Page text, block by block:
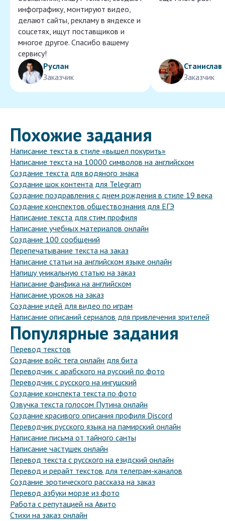
инфографику, монтируют видео,
делают сайты, рекламу в яндексе и
соцсетях, ищут поставщиков и
многое другое. Спасибо вашему
сервису!
Руслан
Заказчик
Станислав
Заказчик
Похожие задания
Написание текста в стиле «вышел покурить»
Написание текста на 10000 символов на английском
Создание текста для водяного знака
Создание шок контента для Telegram
Создание поздравления с днем рождения в стиле 19 века
Создание конспектов обществознания для ЕГЭ
Написание текста для стим профиля
Написание учебных материалов онлайн
Создание 100 сообщений
Перепечатывание текста на заказ
Написание статьи на английском языке онлайн
Напишу уникальную статью на заказ
Написание фанфика на английском
Написание уроков на заказ
Создание идей для видео по играм
Написание описаний сериалов для привлечения зрителей
Популярные задания
Перевод текстов
Создание войс тега онлайн для бита
Переводчик с арабского на русский по фото
Переводчик с русского на ингушский
Создание конспекта текста по фото
Озвучка текста голосом Путина онлайн
Создание красивого описания профиля Discord
Переводчик русского языка на памирский онлайн
Написание письма от тайного санты
Написание частушек онлайн
Перевод текста с русского на езидский онлайн
Перевод и рерайт текстов для телеграм-каналов
Создание эротического рассказа на заказ
Перевод азбуки морзе из фото
Работа с репутацией на Авито
Стихи на заказ онлайн